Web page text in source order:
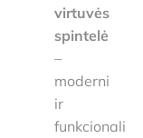
virtuvės
spintelė
–
moderni
ir
funkcionali